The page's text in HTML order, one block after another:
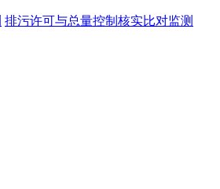
排污许可与总量控制核实比对监测